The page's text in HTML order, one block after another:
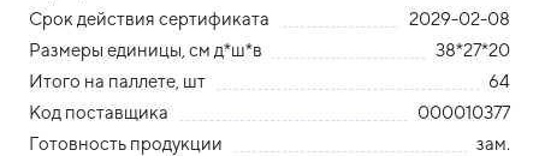
Срок действия сертификата
2029-02-08
Размеры единицы, см д*ш*в
38*27*20
Итого на паллете, шт
64
Код поставщика
000010377
Готовность продукции
зам.